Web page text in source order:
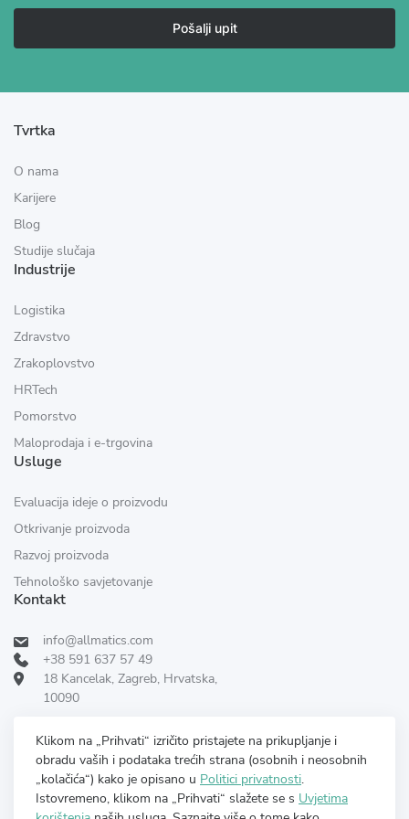
Klikom na „Prihvati“ izričito pristajete na prikupljanje i
obradu vaših i podataka trećih strana (osobnih i neosobnih
„kolačića“) kako je opisano u Politici privatnosti.
Istovremeno, klikom na „Prihvati“ slažete se s Uvjetima
Pošalji upit
Tvrtka
O nama
Karijere
Blog
Studije slučaja
Industrije
Logistika
Zdravstvo
Zrakoplovstvo
HRTech
Pomorstvo
Maloprodaja i e-trgovina
Usluge
Evaluacija ideje o proizvodu
Otkrivanje proizvoda
Razvoj proizvoda
Tehnološko savjetovanje
Kontakt
info@allmatics.com
+38 591 637 57 49
18 Kancelak, Zagreb, Hrvatska,
10090